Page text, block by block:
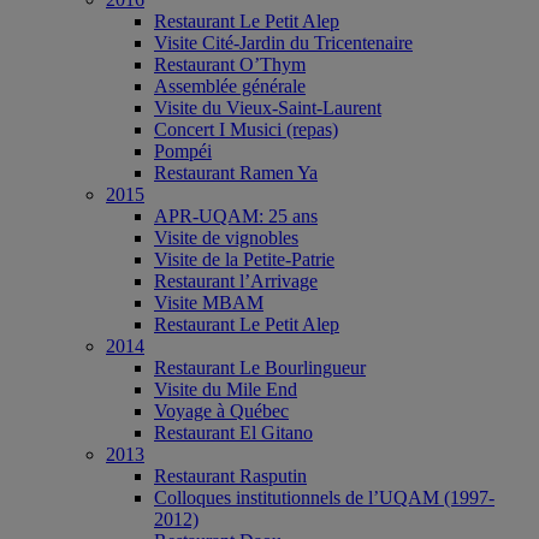
Restaurant Le Petit Alep
Visite Cité-Jardin du Tricentenaire
Restaurant O’Thym
Assemblée générale
Visite du Vieux-Saint-Laurent
Concert I Musici (repas)
Pompéi
Restaurant Ramen Ya
2015
APR-UQAM: 25 ans
Visite de vignobles
Visite de la Petite-Patrie
Restaurant l’Arrivage
Visite MBAM
Restaurant Le Petit Alep
2014
Restaurant Le Bourlingueur
Visite du Mile End
Voyage à Québec
Restaurant El Gitano
2013
Restaurant Rasputin
Colloques institutionnels de l’UQAM (1997-
2012)